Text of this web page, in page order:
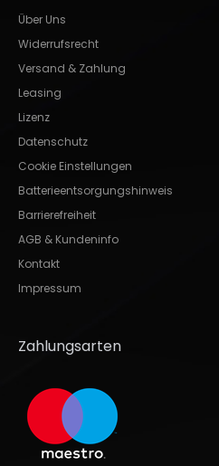
Über Uns
Widerrufsrecht
Versand & Zahlung
Leasing
Lizenz
Datenschutz
Cookie Einstellungen
Batterieentsorgungshinweis
Barrierefreiheit
AGB & Kundeninfo
Kontakt
Impressum
Zahlungsarten